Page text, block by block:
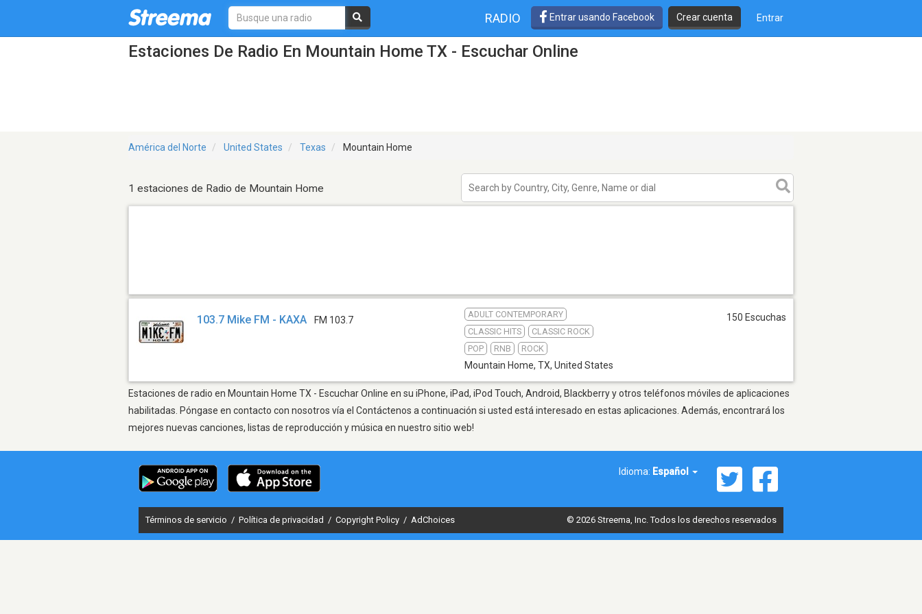
RADIO Entrar usando Facebook Crear cuenta Entrar
Estaciones De Radio En Mountain Home TX - Escuchar Online
América del Norte United States Texas Mountain Home
1 estaciones de Radio de Mountain Home
103.7 Mike FM - KAXA FM 103.7
ADULT CONTEMPORARY
CLASSIC HITS
CLASSIC ROCK
POP
RNB ROCK
Mountain Home, TX, United States
150 Escuchas
Estaciones de radio en Mountain Home TX - Escuchar Online en su iPhone, iPad, iPod Touch, Android, Blackberry y otros teléfonos móviles de aplicaciones
habilitadas. Póngase en contacto con nosotros vía el Contáctenos a continuación si usted está interesado en estas aplicaciones. Además, encontrará los
mejores nuevas canciones, listas de reproducción y música en nuestro sitio web!
Idioma: Español
Términos de servicio / Política de privacidad / Copyright Policy / AdChoices © 2026 Streema, Inc. Todos los derechos reservados